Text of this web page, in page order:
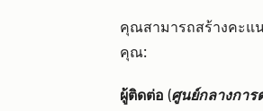
คุณสามารถสร้างคะแ
คุณ:
ผู้ติดต่อ (ศูนย์กลางการ